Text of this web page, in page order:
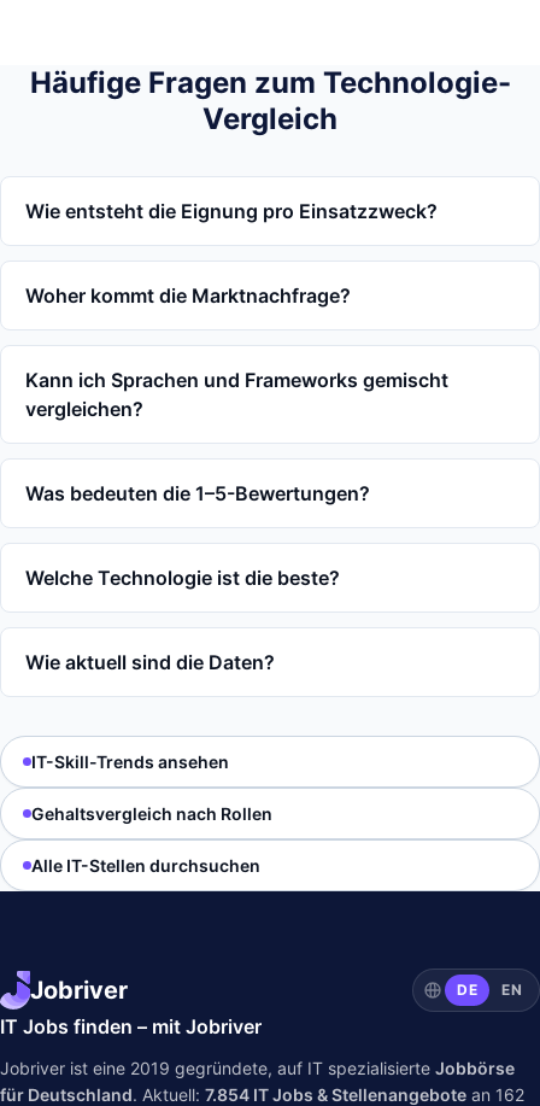
Häufige Fragen zum Technologie-
Vergleich
Wie entsteht die Eignung pro Einsatzzweck?
Woher kommt die Marktnachfrage?
Kann ich Sprachen und Frameworks gemischt
vergleichen?
Was bedeuten die 1–5-Bewertungen?
Welche Technologie ist die beste?
Wie aktuell sind die Daten?
IT-Skill-Trends ansehen
Gehaltsvergleich nach Rollen
Alle IT-Stellen durchsuchen
Jobriver DE EN
IT Jobs finden – mit Jobriver
Jobriver ist eine 2019 gegründete, auf IT spezialisierte Jobbörse
für Deutschland. Aktuell: 7.854 IT Jobs & Stellenangebote an 162